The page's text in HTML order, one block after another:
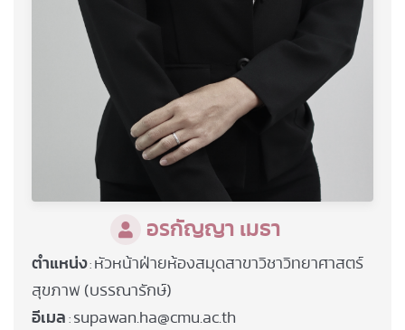
อรกัญญา เมธา
ตำแหน่ง: หัวหน้าฝ่ายห้องสมุดสาขาวิชาวิทยาศาสตร์
สุขภาพ (บรรณารักษ์)
อีเมล : supawan.ha@cmu.ac.th